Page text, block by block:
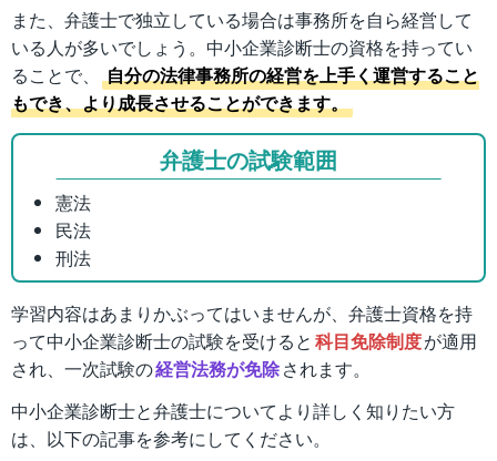
また、弁護士で独立している場合は事務所を自ら経営して
いる人が多いでしょう。中小企業診断士の資格を持ってい
ることで、
自分の法律事務所の経営を上手く運営すること
もでき、より成長させることができます。
弁護士の試験範囲
憲法
民法
刑法
学習内容はあまりかぶってはいませんが、弁護士資格を持
って中小企業診断士の試験を受けると 科目免除制度が適用
され、一次試験の経営法務が免除されます。
中小企業診断士と弁護士についてより詳しく知りたい方
は、以下の記事を参考にしてください。